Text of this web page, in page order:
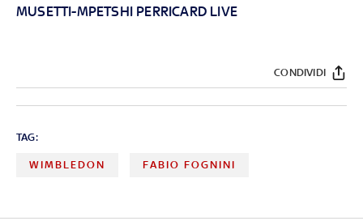
MUSETTI-MPETSHI PERRICARD LIVE
CONDIVIDI
TAG:
WIMBLEDON FABIO FOGNINI